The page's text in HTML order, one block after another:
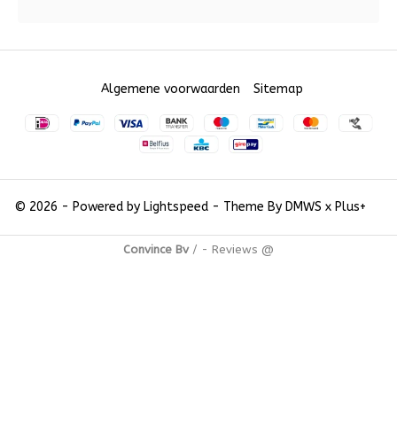
© 2026 - Powered by Lightspeed- Theme By DMWS x Plus+
Algemene voorwaarden Sitemap
Convince Bv/ - Reviews @